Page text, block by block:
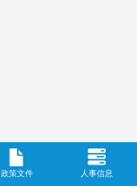
政策文件 人事信息